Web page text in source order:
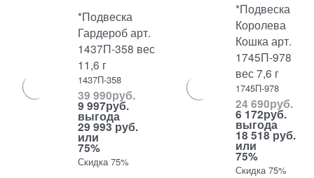
*Подвеска
Гардероб арт.
1437П-358 вес
11,6 г
1437П-358
39 990руб.
9 997руб.
выгода
29 993 руб.
или
75%
Скидка 75%
*Подвеска
Королева
Кошка арт.
1745П-978
вес 7,6 г
1745П-978
24 690руб.
6 172руб.
выгода
18 518 руб.
или
75%
Скидка 75%